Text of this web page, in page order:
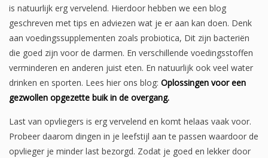
is natuurlijk erg vervelend. Hierdoor hebben we een blog
geschreven met tips en adviezen wat je er aan kan doen. Denk
aan voedingssupplementen zoals probiotica, Dit zijn bacteriën
die goed zijn voor de darmen. En verschillende voedingsstoffen
verminderen en anderen juist eten. En natuurlijk ook veel water
drinken en sporten. Lees hier ons blog: Oplossingen voor een
gezwollen opgezette buik in de overgang.
Last van opvliegers is erg vervelend en komt helaas vaak voor.
Probeer daarom dingen in je leefstijl aan te passen waardoor de
opvlieger je minder last bezorgd. Zodat je goed en lekker door